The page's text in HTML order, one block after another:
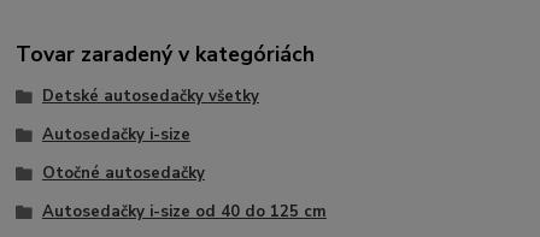
Tovar zaradený v kategóriách
Detské autosedačky všetky
Autosedačky i-size
Otočné autosedačky
Autosedačky i-size od 40 do 125 cm